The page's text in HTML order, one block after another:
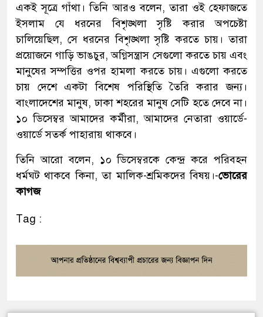
একই সূত্রে গাঁথা। তিনি আরও বলেন, তারা ওই হেফাজতে
ইসলাম যে ধরনের বিশৃঙ্খলা সৃষ্টি করার অপচেষ্টা
চালিয়েছিল, সে ধরনের বিশৃঙ্খলা সৃষ্টি করতে চায়। তারা
প্রয়োজনে গাড়ি ভাঙচুর, অগ্নিসন্ত্রাস সেগুলো করতে চায় এবং
মানুষের সম্পত্তির ওপর হামলা করতে চায়। এগুলো করতে
চায় দেশে একটা বিশেষ পরিস্থিতি তৈরি করার জন্য।
বাংলাদেশের মানুষ, ঢাকা শহরের মানুষ সেটি হতে দেবে না।
১০ ডিসেম্বর আমাদের কর্মীরা, আমাদের নেতারা ওয়ার্ডে-
ওয়ার্ডে সতর্ক পাহারায় থাকবে।
তিনি আরো বলেন, ১০ ডিসেম্বরকে কেন্দ্র করে পরিবহন
ধর্মঘট থাকবে কিনা, তা মালিক-শ্রমিকদের বিষয়।-ভোরের
কাগজ
Tag :